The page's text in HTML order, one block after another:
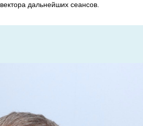
вектора дальнейших сеансов.